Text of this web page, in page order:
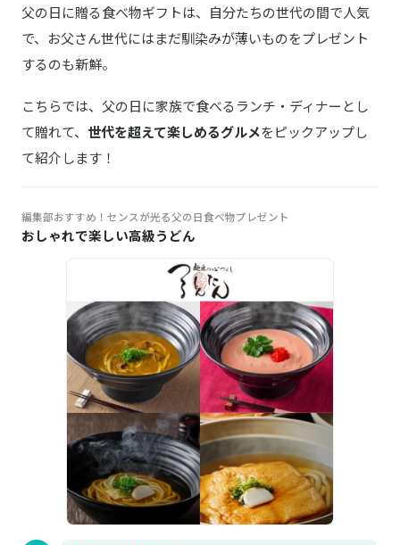
定番ソーセージ5種＆ ベーコン セット Amazonはこちら
厳選ご飯のお供３本ギフト
オリジナル辛子明太子240ｇ
京野菜のお吸物と京のお茶漬
ナチュラル・キッチン・たらや
魚耕
北海道産 イクラ 醤油漬け 1kg（500g×2） 商品詳細はこちら
賛否両論
和惣菜詰合せ 商品詳細はこちら
47CLUBxRING BELL／よんななクラブxリンベル
郷(さと)コース 商品詳細はこちら
SOW EXPERIENCE／ソウ・エクスペリエンス
バーガーチケット 商品詳細はこちら
父の日に贈る食べ物ギフトは、自分たちの世代の間で人気
で、お父さん世代にはまだ馴染みが薄いものをプレゼント
するのも新鮮。
こちらでは、父の日に家族で食べるランチ・ディナーとし
て贈れて、 世代を超えて楽しめるグルメをピックアップし
て紹介します！
編集部おすすめ！センスが光る父の日食べ物プレゼント
おしゃれで楽しい高級うどん